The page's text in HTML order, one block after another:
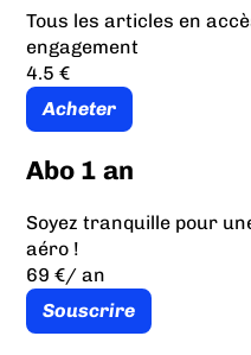
Tous les articles en
engagement
4.5 €
Acheter
Abo 1 an
Soyez tranquille pour
aéro !
69 €/ an
Souscrire